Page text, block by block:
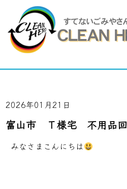
2026年01月21日
富山市 Ｔ様宅 不用品
みなさまこんにちは